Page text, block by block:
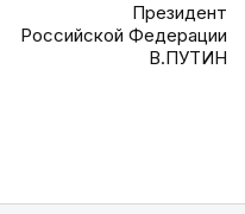
Президент
Российской Федерации
В.ПУТИН